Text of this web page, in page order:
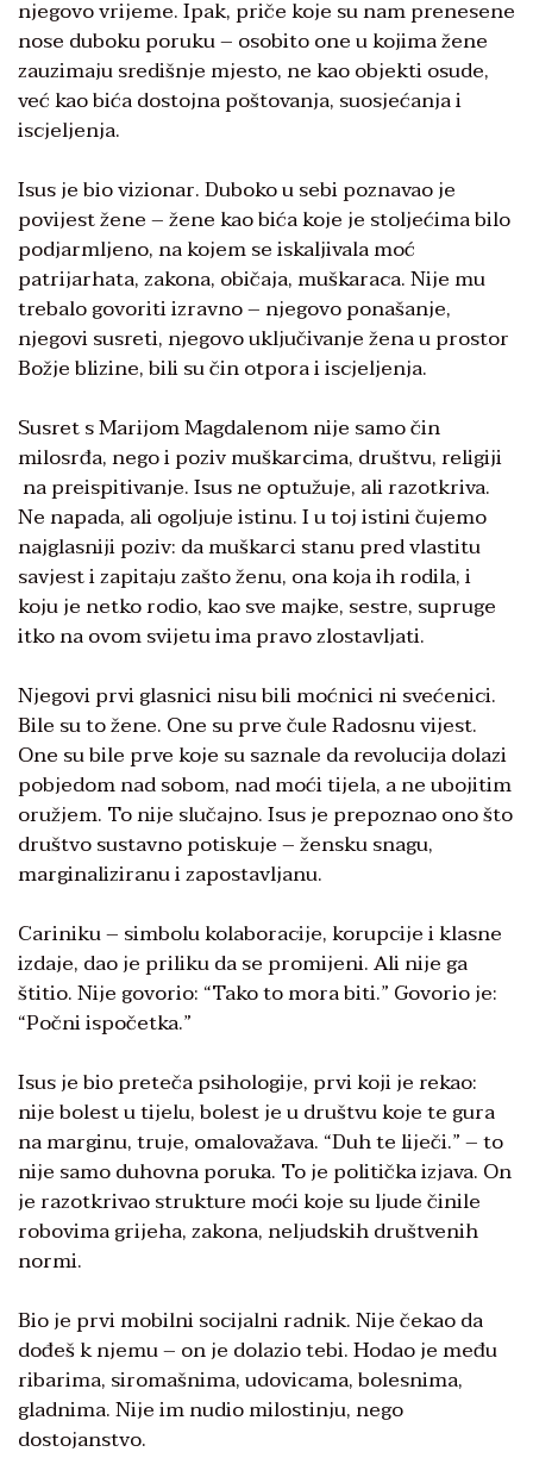
njegovo vrijeme. Ipak, priče koje su nam prenesene
nose duboku poruku – osobito one u kojima žene
zauzimaju središnje mjesto, ne kao objekti osude,
već kao bića dostojna poštovanja, suosjećanja i
iscjeljenja.
Isus je bio vizionar. Duboko u sebi poznavao je
povijest žene – žene kao bića koje je stoljećima bilo
podjarmljeno, na kojem se iskaljivala moć
patrijarhata, zakona, običaja, muškaraca. Nije mu
trebalo govoriti izravno – njegovo ponašanje,
njegovi susreti, njegovo uključivanje žena u prostor
Božje blizine, bili su čin otpora i iscjeljenja.
Susret s Marijom Magdalenom nije samo čin
milosrđa, nego i poziv muškarcima, društvu, religiji
na preispitivanje. Isus ne optužuje, ali razotkriva.
Ne napada, ali ogoljuje istinu. I u toj istini čujemo
najglasniji poziv: da muškarci stanu pred vlastitu
savjest i zapitaju zašto ženu, ona koja ih rodila, i
koju je netko rodio, kao sve majke, sestre, supruge
itko na ovom svijetu ima pravo zlostavljati.
Njegovi prvi glasnici nisu bili moćnici ni svećenici.
Bile su to žene. One su prve čule Radosnu vijest.
One su bile prve koje su saznale da revolucija dolazi
pobjedom nad sobom, nad moći tijela, a ne ubojitim
oružjem. To nije slučajno. Isus je prepoznao ono što
društvo sustavno potiskuje – žensku snagu,
marginaliziranu i zapostavljanu.
Cariniku – simbolu kolaboracije, korupcije i klasne
izdaje, dao je priliku da se promijeni. Ali nije ga
štitio. Nije govorio: “Tako to mora biti.” Govorio je:
“Počni ispočetka.”
Isus je bio preteča psihologije, prvi koji je rekao:
nije bolest u tijelu, bolest je u društvu koje te gura
na marginu, truje, omalovažava. “Duh te liječi.” – to
nije samo duhovna poruka. To je politička izjava. On
je razotkrivao strukture moći koje su ljude činile
robovima grijeha, zakona, neljudskih društvenih
normi.
Bio je prvi mobilni socijalni radnik. Nije čekao da
dođeš k njemu – on je dolazio tebi. Hodao je među
ribarima, siromašnima, udovicama, bolesnima,
gladnima. Nije im nudio milostinju, nego
dostojanstvo.